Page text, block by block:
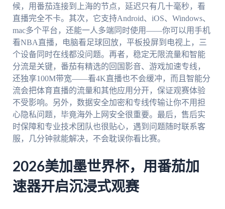
候，用番茄连接到上海的节点，延迟只有几十毫秒，看
直播完全不卡。其次，它支持Android、iOS、Windows、
mac多个平台，还能一人多端同时使用——你可以用手机
看NBA直播，电脑看足球回放，平板投屏到电视上，三
个设备同时在线都没问题。再者，稳定无限流量和智能
分流是关键，番茄有精选的回国影音、游戏加速专线，
还独享100M带宽——看4K直播也不会缓冲，而且智能分
流会把体育直播的流量和其他应用分开，保证观赛体验
不受影响。另外，数据安全加密和专线传输让你不用担
心隐私问题，毕竟海外上网安全很重要。最后，售后实
时保障和专业技术团队也很贴心，遇到问题随时联系客
服，几分钟就能解决，不会耽误你看比赛。
2026美加墨世界杯，用番茄加
速器开启沉浸式观赛